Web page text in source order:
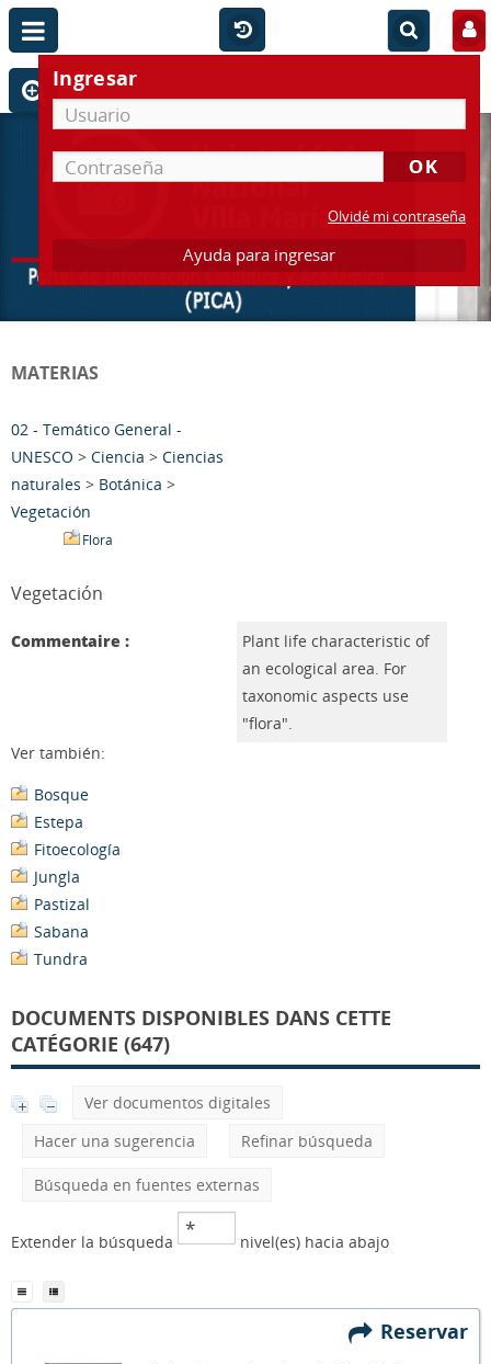
Ingresar
Olvidé mi contraseña
Ayuda para ingresar
MATERIAS
02 - Temático General -
UNESCO > Ciencia > Ciencias
naturales > Botánica >
Vegetación
Flora
Vegetación
Commentaire :
Plant life characteristic of
an ecological area. For
taxonomic aspects use
"flora".
Ver también:
Bosque
Estepa
Fitoecología
Jungla
Pastizal
Sabana
Tundra
DOCUMENTS DISPONIBLES DANS CETTE
CATÉGORIE (647)
Ver documentos digitales
Hacer una sugerencia
Refinar búsqueda
Búsqueda en fuentes externas
Extender la búsqueda nivel(es) hacia abajo
Reservar